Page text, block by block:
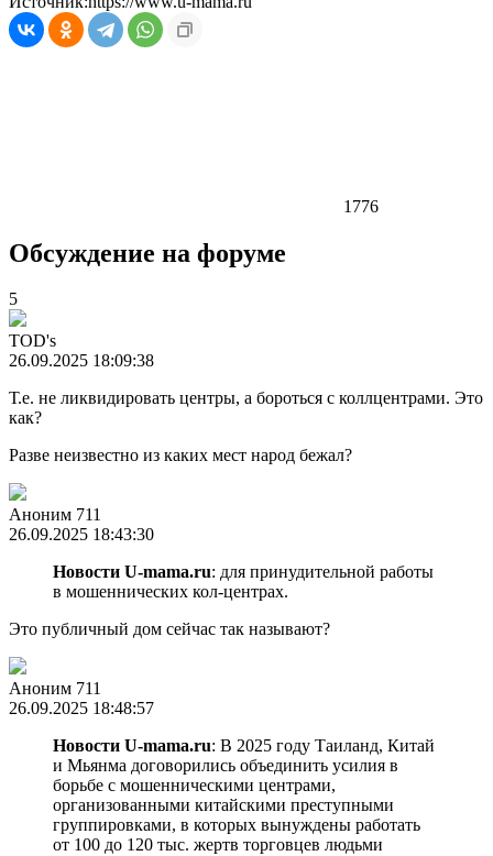
1776
Обсуждение на форуме
5
TOD's
26.09.2025 18:09:38
Т.е. не ликвидировать центры, а бороться с коллцентрами. Это
как?
Разве неизвестно из каких мест народ бежал?
Аноним 711
26.09.2025 18:43:30
Новости U-mama.ru: для принудительной работы
в мошеннических кол-центрах.
Это публичный дом сейчас так называют?
Аноним 711
26.09.2025 18:48:57
Новости U-mama.ru: В 2025 году Таиланд, Китай
и Мьянма договорились объединить усилия в
борьбе с мошенническими центрами,
организованными китайскими преступными
группировками, в которых вынуждены работать
от 100 до 120 тыс. жертв торговцев людьми